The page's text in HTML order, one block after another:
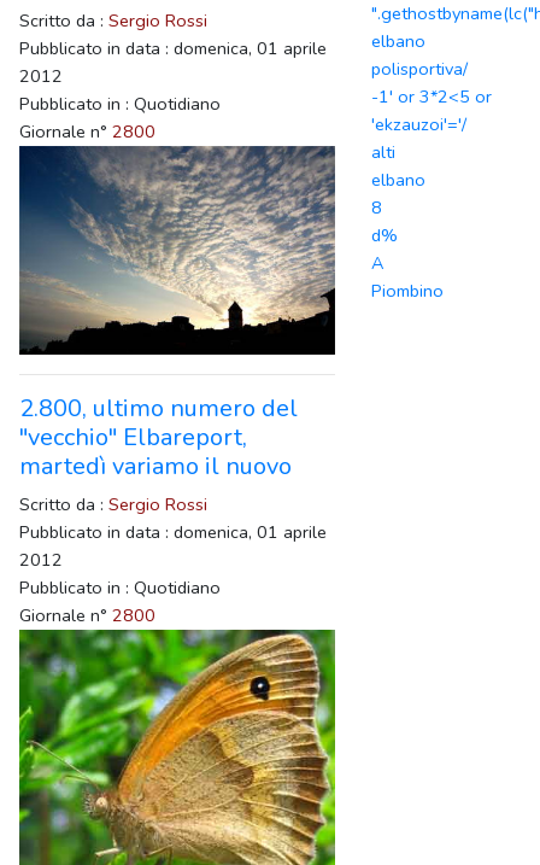
Scritto da : Sergio Rossi
Pubblicato in data : domenica, 01 aprile
2012
Pubblicato in : Quotidiano
Giornale n° 2800
2.800, ultimo numero del
"vecchio" Elbareport,
martedì variamo il nuovo
Scritto da : Sergio Rossi
Pubblicato in data : domenica, 01 aprile
2012
Pubblicato in : Quotidiano
Giornale n° 2800
elbano
polisportiva/
-1' or 3*2<5 or
'ekzauzoi'='/
alti
elbano
8
d%
A
Piombino